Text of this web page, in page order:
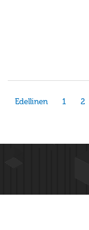
Edellinen 1 2